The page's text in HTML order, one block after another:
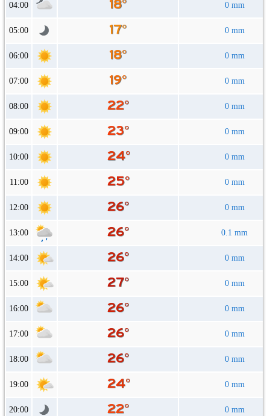
04:00 0 mm
05:00 0 mm
06:00 0 mm
07:00 0 mm
08:00 0 mm
09:00 0 mm
10:00 0 mm
11:00 0 mm
12:00 0 mm
13:00 0.1 mm
14:00 0 mm
15:00 0 mm
16:00 0 mm
17:00 0 mm
18:00 0 mm
19:00 0 mm
20:00 0 mm